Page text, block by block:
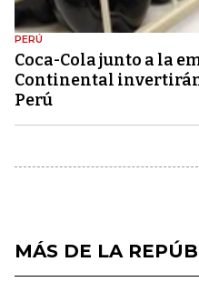
PERÚ
Coca-Cola junto a la
Continental invertirán
Perú
MÁS DE LA